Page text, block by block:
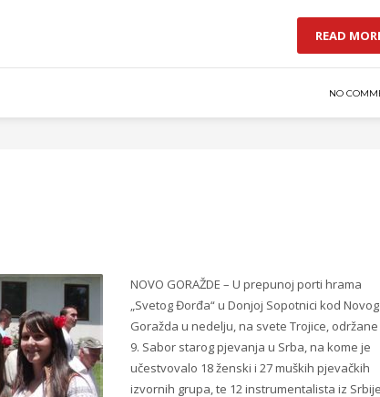
READ
NO
NOVO GORAŽDE – U prepunoj porti hrama
„Svetog Đorđa“ u Donjoj Sopotnici kod Novog
Goražda u nedelju, na svete Trojice, održane
9. Sabor starog pjevanja u Srba, na kome je
učestvovalo 18 ženski i 27 muških pjevačkih
izvornih grupa, te 12 instrumentalista iz